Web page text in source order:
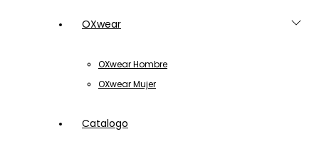
OXwear
OXwear Hombre
OXwear Mujer
Catalogo